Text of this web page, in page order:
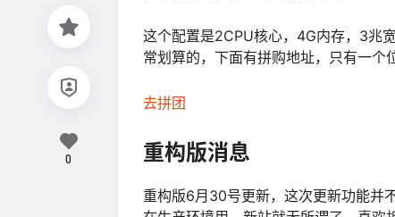
这个配置是2CPU核心，4G内存，3兆
常划算的，下面有拼购地址，只有一个
去拼团
重构版消息
重构版6月30号更新，这次更新功能并
0